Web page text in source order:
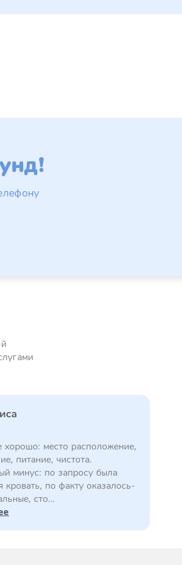
хорошо: место расположение,
питание, чистота.
минус: по запросу была
кровать, по факту оказалось-
сто...